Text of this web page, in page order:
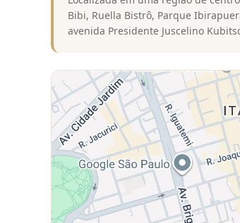
Bibi, Ruella Bistrô, Parque
avenida Presidente Juscelino